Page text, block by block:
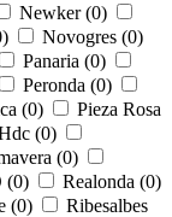
Newker (0)
) Novogres (0)
Panaria (0)
Peronda (0)
(0)
Pieza Rosa
(0)
(0)
(0) Realonda (0)
(0)
Ribesalbes